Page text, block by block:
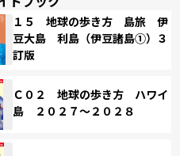
１５ 地球の歩き方 島旅 伊
豆大島 利島（伊豆諸島①）３
訂版
Ｃ０２ 地球の歩き方 ハワイ
島 ２０２７～２０２８